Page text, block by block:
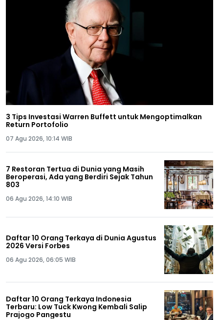
3 Tips Investasi Warren Buffett untuk Mengoptimalkan
Return Portofolio
07 Agu 2026, 10:14 WIB
7 Restoran Tertua di Dunia yang Masih
Beroperasi, Ada yang Berdiri Sejak Tahun
803
06 Agu 2026, 14:10 WIB
Daftar 10 Orang Terkaya di Dunia Agustus
2026 Versi Forbes
06 Agu 2026, 06:05 WIB
Daftar 10 Orang Terkaya Indonesia
Terbaru: Low Tuck Kwong Kembali Salip
Prajogo Pangestu